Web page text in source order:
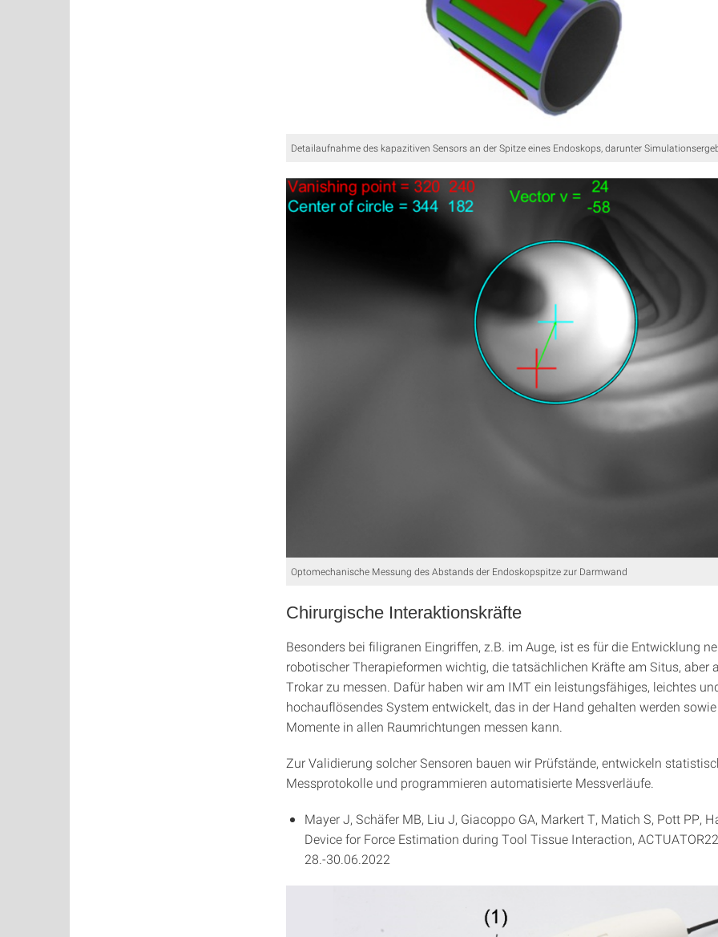
Detailaufnahme des kapazitiven Sensors an der Spitze eines Endoskops, darunter
Optomechanische Messung des Abstands der Endoskopspitze zur Darmwand
Chirurgische Interaktionskräfte
Besonders bei filigranen Eingriffen, z.B. im Auge, ist es für die Entwicklung
robotischer Therapieformen wichtig, die tatsächlichen Kräfte am Situs, aber
Trokar zu messen. Dafür haben wir am IMT ein leistungsfähiges, leichtes
hochauflösendes System entwickelt, das in der Hand gehalten werden
Momente in allen Raumrichtungen messen kann.
Zur Validierung solcher Sensoren bauen wir Prüfstände, entwickeln
Messprotokolle und programmieren automatisierte Messverläufe.
Mayer J, Schäfer MB, Liu J, Giacoppo GA, Markert T, Matich S, Pott PP,
Device for Force Estimation during Tool Tissue Interaction,
28.-30.06.2022